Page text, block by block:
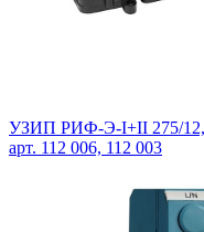
УЗИП РИФ-Э-I+II 275/
арт. 112 006, 112 003